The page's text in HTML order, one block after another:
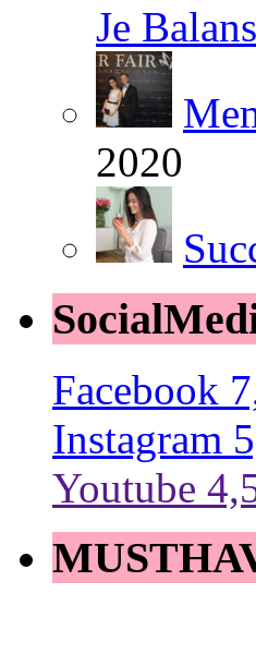
Je
2020
Facebook
Instagram
Youtube